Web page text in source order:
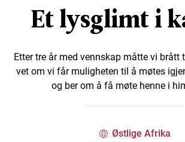
Et lysglimt i
Etter tre år med vennskap måtte vi brått
vet om vi får muligheten til å møtes
og ber om å få møte henne i
Østlige Afrika